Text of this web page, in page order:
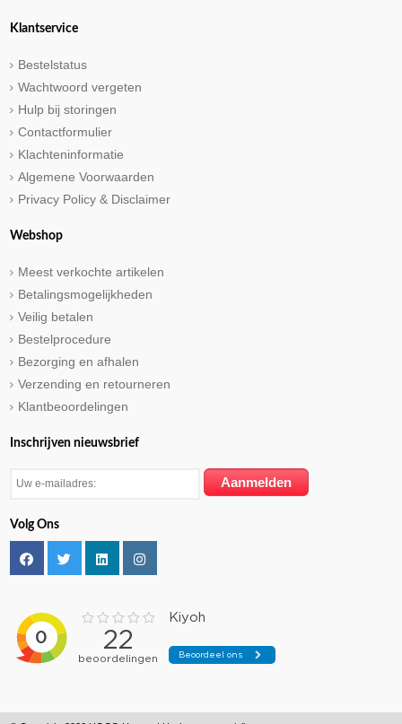
Klantservice
Bestelstatus
Wachtwoord vergeten
Hulp bij storingen
Contactformulier
Klachteninformatie
Algemene Voorwaarden
Privacy Policy & Disclaimer
Webshop
Meest verkochte artikelen
Betalingsmogelijkheden
Veilig betalen
Bestelprocedure
Bezorging en afhalen
Verzending en retourneren
Klantbeoordelingen
Inschrijven nieuwsbrief
Volg Ons